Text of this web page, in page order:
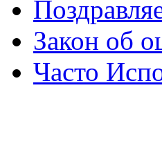
Закон об
Часто